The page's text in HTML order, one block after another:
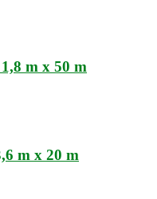
m x 50 m
m x 20 m